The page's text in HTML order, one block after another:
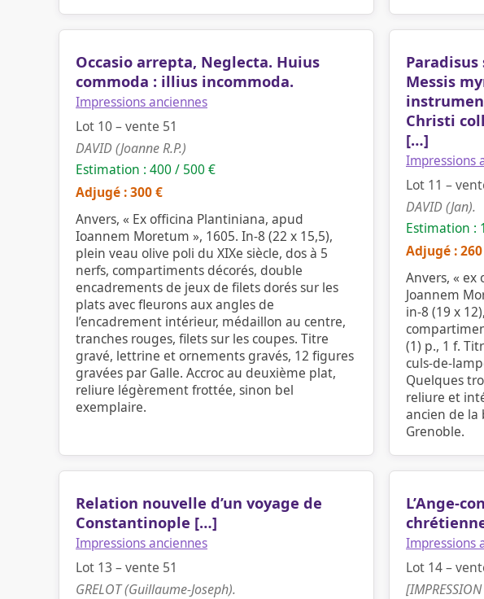
Occasio arrepta, Neglecta. Huius
commoda : illius incommoda.
Impressions anciennes
Lot 10 – vente 51
DAVID (Joanne R.P.)
Estimation : 400 / 500 €
Adjugé : 300 €
Anvers, « Ex officina Plantiniana, apud
Ioannem Moretum », 1605. In-8 (22 x 15,5),
plein veau olive poli du XIXe siècle, dos à 5
nerfs, compartiments décorés, double
encadrements de jeux de filets dorés sur les
plats avec fleurons aux angles de
l’encadrement intérieur, médaillon au centre,
tranches rouges, filets sur les coupes. Titre
gravé, lettrine et ornements gravés, 12 figures
gravées par Galle. Accroc au deuxième plat,
reliure légèrement frottée, sinon bel
exemplaire.
Messis
Christi
[…]
Impressions
Lot 11 –
DAVID (Jan).
Estimation :
Adjugé :
Anvers, «
Joannem
in-8 (19 x
(1) p., 1 f.
culs-de-
Quelques
reliure et
ancien de
Grenoble.
Relation nouvelle d’un voyage de
Constantinople […]
Impressions anciennes
Lot 13 – vente 51
GRELOT (Guillaume-Joseph).
L’Ange-
Impressions
Lot 14 –